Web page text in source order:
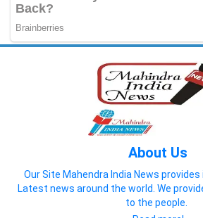
About Us
Our Site Mahendra India News
Latest news around the world. We
to the people.